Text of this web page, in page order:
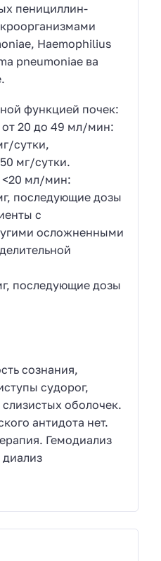
пенициллин-
Haemophilius
pneumoniae ва
функцией почек:
от 20 до 49 мл/мин:
сутки,
мг/сутки.
<20 мл/мин:
последующие дозы
с
осложненными
последующие дозы
сознания,
судорог,
оболочек.
антидота нет.
Гемодиализ